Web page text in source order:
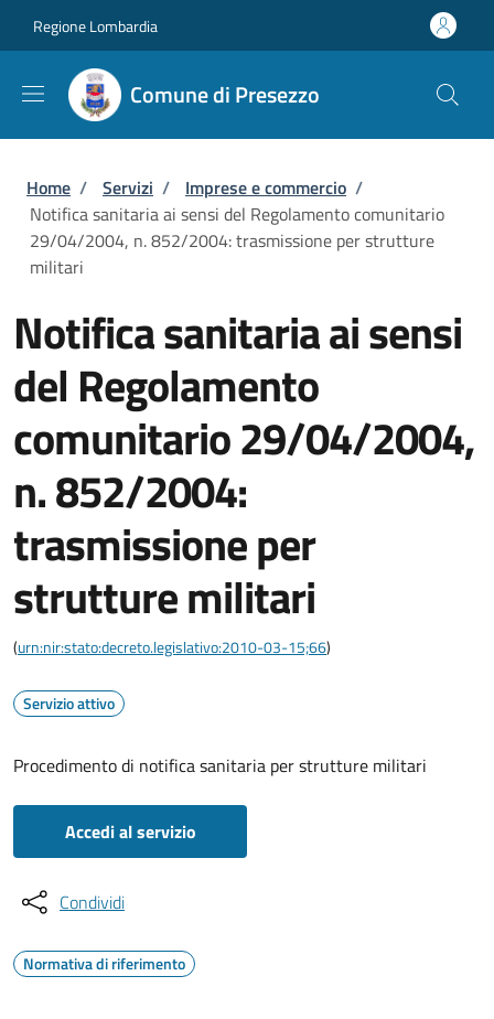
Regione Lombardia
Comune di Presezzo
Briciole di pane
Home / Servizi / Imprese e commercio /
Notifica sanitaria ai sensi del Regolamento comunitario
29/04/2004, n. 852/2004: trasmissione per strutture
militari
Notifica sanitaria ai sensi
del Regolamento
comunitario 29/04/2004,
n. 852/2004:
trasmissione per
strutture militari
(urn:nir:stato:decreto.legislativo:2010-03-15;66)
Servizio attivo
Procedimento di notifica sanitaria per strutture militari
Accedi al servizio
Condividi
Normativa di riferimento